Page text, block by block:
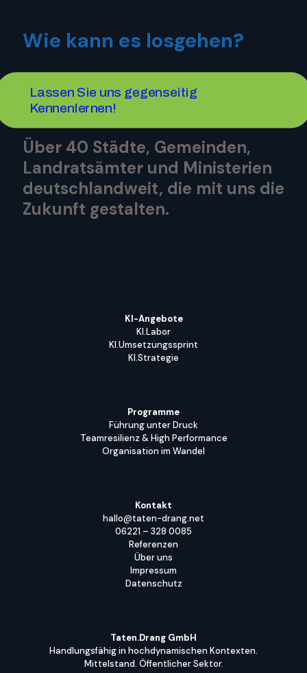
Wie kann es losgehen?
Lassen Sie uns gegenseitig
Kennenlernen!
Über 40 Städte, Gemeinden,
Landratsämter und Ministerien
deutschlandweit, die mit uns die
Zukunft gestalten.
KI-Angebote
KI.Labor
KI.Umsetzungssprint
KI.Strategie
Programme
Führung unter Druck
Teamresilienz & High Performance
Organisation im Wandel
Kontakt
hallo@taten-drang.net
06221 – 328 0085
Referenzen
Über uns
Impressum
Datenschutz
Taten.Drang GmbH
Handlungsfähig in hochdynamischen Kontexten.
Mittelstand. Öffentlicher Sektor.